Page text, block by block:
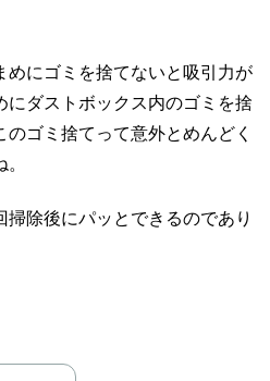
にゴミを捨てないと吸引力が
ダストボックス内のゴミを捨
ゴミ捨てって意外とめんどく
除後にパッとできるのであり